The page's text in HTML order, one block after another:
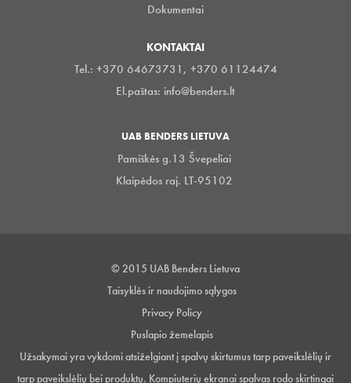
Dokumentai
KONTAKTAI
Tel.: +370 64673731, +370 61124474
El.paštas: info@benders.lt
UAB BENDERS LIETUVA
Pamiškės g.13 Švepeliai
Klaipėdos raj. LT-95102
© 2015 UAB Benders Lietuva
Taisyklės ir naudojimo sąlygos
Privacy Policy
Puslapio žemelapis
Užsakymai yra vykdomi atsiželgiant į spalvų skirtumus tarp paveikslėlių ir
tarp paveikslėlių bei produktų. Kompiuterių ekranai spalvas rodo skirtingai